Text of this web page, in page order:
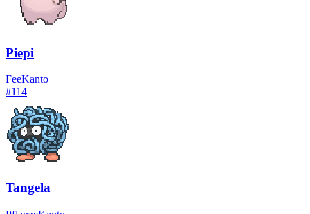
Piepi
FeeKanto
#114
Tangela